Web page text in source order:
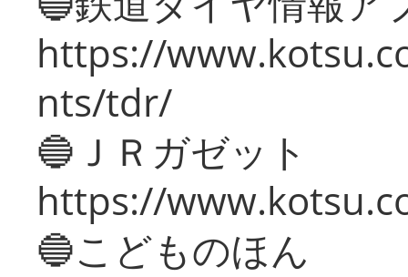
https://
nts/tdr/
🔵ＪＲガゼット
https://
🔵こどものほん